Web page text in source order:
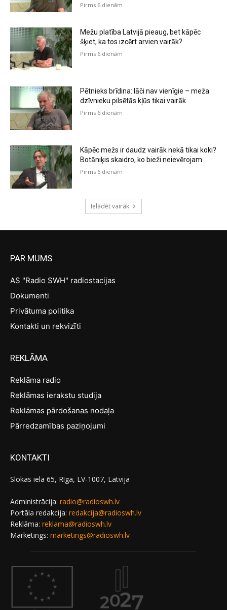
Pirms 6 dienām
Mežu platība Latvijā pieaug, bet kāpēc
šķiet, ka tos izcērt arvien vairāk?
Pirms 6 dienām
Pētnieks brīdina: lāči nav vienīgie – meža
dzīvnieku pilsētās kļūs tikai vairāk
Pirms 6 dienām
Kāpēc mežs ir daudz vairāk nekā tikai koki?
Botāniķis skaidro, ko bieži neievērojam
Pirms 6 dienām
Ielādēt vairāk
PAR MUMS
AS "Radio SWH" radiostacijas
Dokumenti
Privātuma politika
Kontakti un rekvizīti
REKLĀMA
Reklāma radio
Reklāmas ierakstu studija
Reklāmas pārdošanas nodaļa
Pārredzamības paziņojumi
KONTAKTI
Slokas iela 65, Rīga, LV-1007, Latvija
Administrācija: radio@radioswh.lv
Portāla redakcija: redakcija@radioswh.lv
Reklāma: reklama@radioswh.lv
Mārketings: marketings@radioswh.lv